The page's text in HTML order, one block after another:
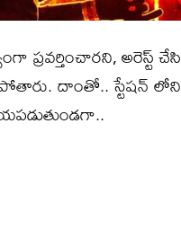
ప్రవర్తించారని, అరెస్ట్ చేసి
దాంతో.. స్టేషన్ లోని